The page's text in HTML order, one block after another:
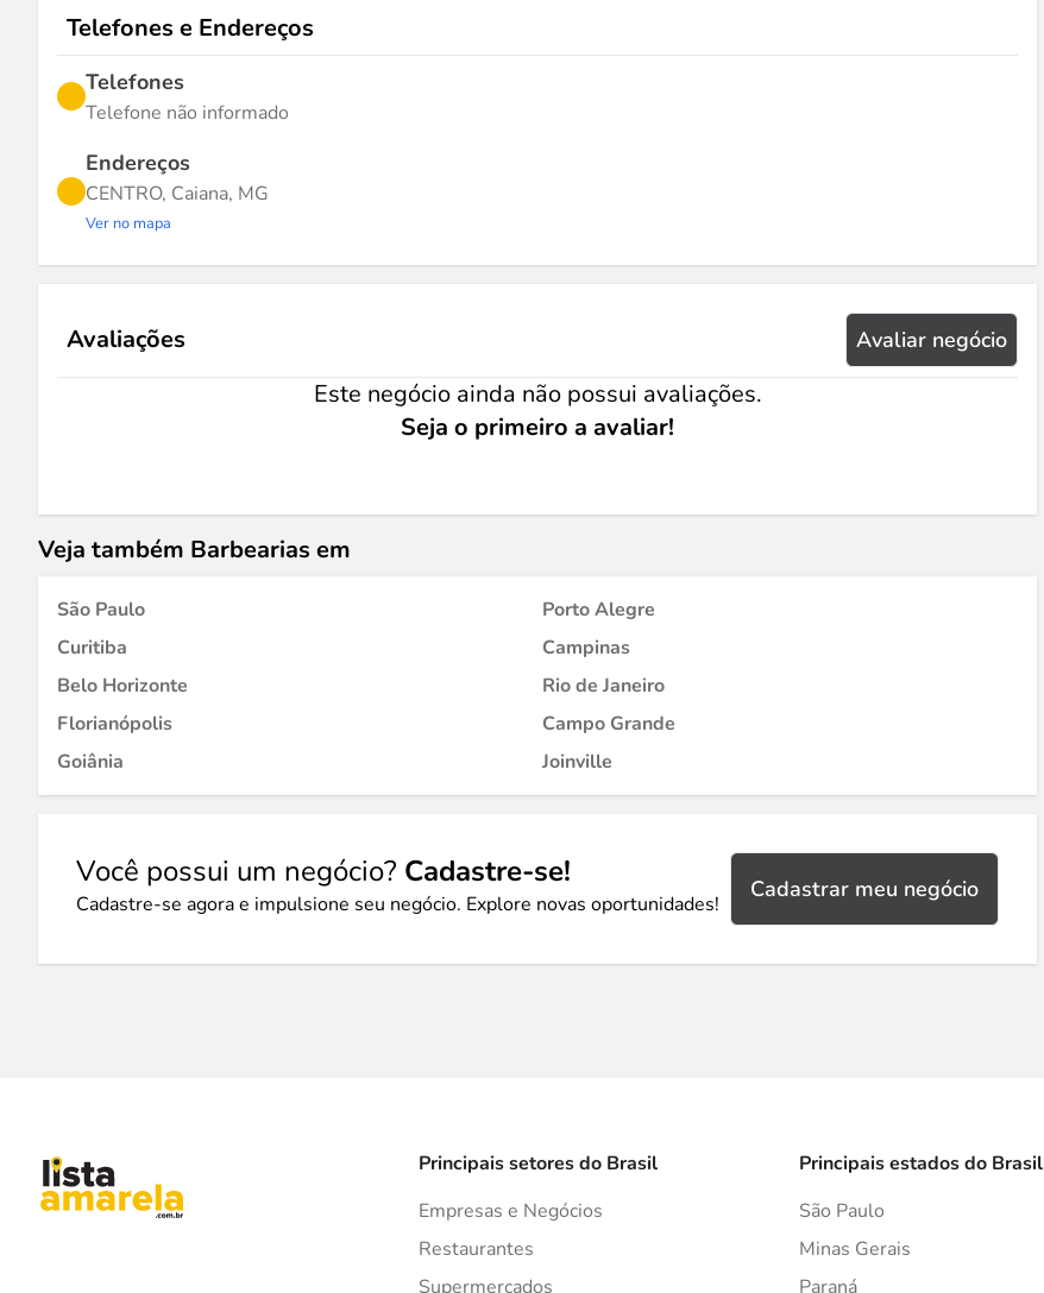
Telefones e Endereços
Telefones
Telefone não informado
Endereços
CENTRO, Caiana, MG
Ver no mapa
Avaliações Avaliar negócio
Este negócio ainda não possui avaliações.
Seja o primeiro a avaliar!
Veja também Barbearias em
São Paulo
Porto Alegre
Curitiba
Campinas
Belo Horizonte
Rio de Janeiro
Florianópolis
Campo Grande
Goiânia
Joinville
Você possui um negócio? Cadastre-se!
Cadastre-se agora e impulsione seu negócio. Explore novas oportunidades!
Cadastrar meu negócio
Principais setores do Brasil
Empresas e Negócios
Restaurantes
Supermercados
Principais estados do Brasil
São Paulo
Minas Gerais
Paraná